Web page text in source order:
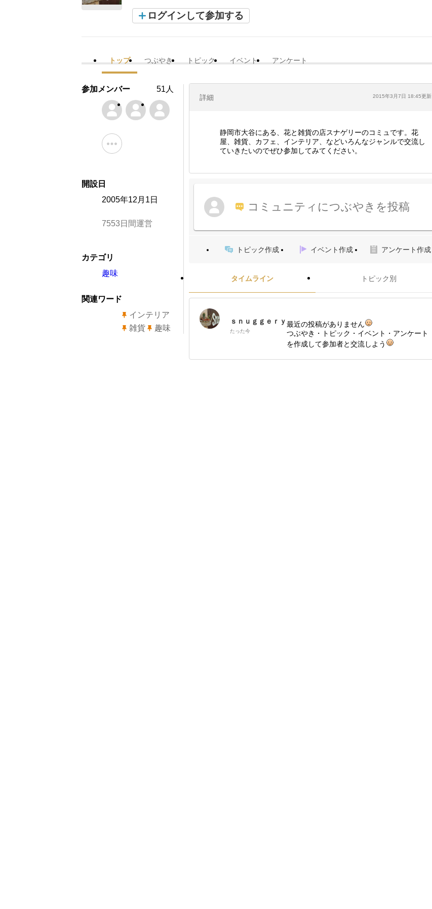
ログインして参加する
トップ つぶやき トピック イベント アンケート
詳細 2015年3月7日 18:45更新
静岡市大谷にある、花と雑貨の店スナゲリーのコミュです。花
屋、雑貨、カフェ、インテリア、などいろんなジャンルで交流し
ていきたいのでぜひ参加してみてください。
コミュニティにつぶやきを投稿
トピック作成 イベント作成 アンケート作成
タイムライン トピック別
ｓｎｕｇｇｅｒｙ
たった今
最近の投稿がありません
つぶやき・トピック・イベント・アンケート
を作成して参加者と交流しよう
参加メンバー 51人
開設日
2005年12月1日
7553日間運営
カテゴリ
趣味
関連ワード
インテリア
雑貨
趣味